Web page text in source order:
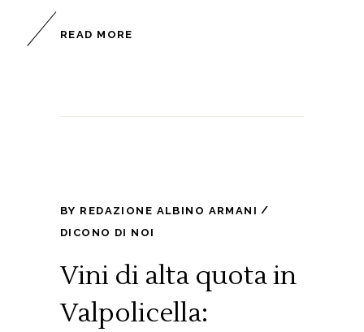
READ MORE
BY REDAZIONE ALBINO ARMANI
DICONO DI NOI
Vini di alta quota in
Valpolicella: